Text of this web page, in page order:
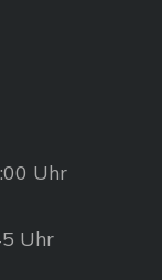
Uhr
Uhr